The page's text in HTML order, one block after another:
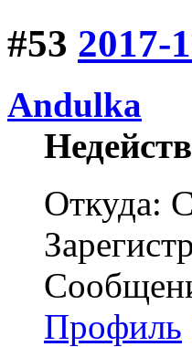
#53 2017-
Andulka
Откуда:
Профиль